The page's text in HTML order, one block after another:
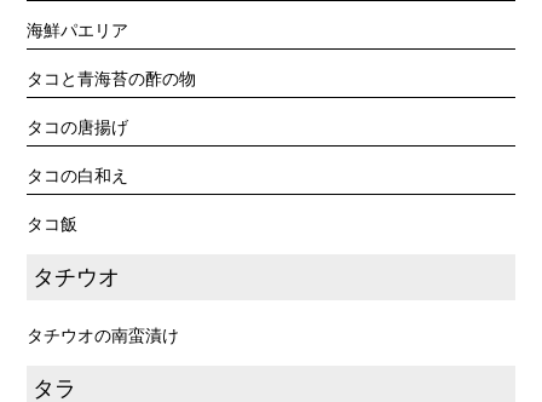
海鮮パエリア
タコと青海苔の酢の物
タコの唐揚げ
タコの白和え
タコ飯
タチウオ
タチウオの南蛮漬け
タラ